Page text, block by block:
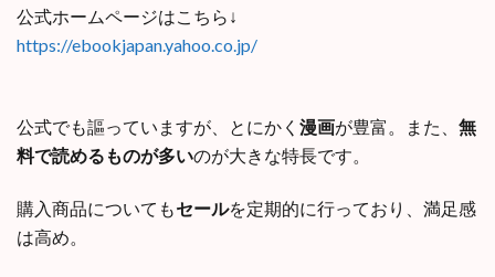
公式ホームページはこちら↓
https://ebookjapan.yahoo.co.jp/
公式でも謳っていますが、とにかく 漫画が豊富。また、 無
料で読めるものが多いのが大きな特長です。
購入商品についてもセールを定期的に行っており、満足感
は高め。